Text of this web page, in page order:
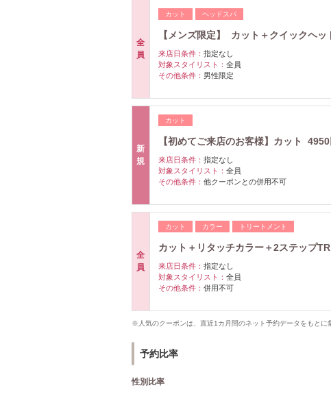
全
員
カット ヘッドスパ
【メンズ限定】 カット＋クイック
来店日条件： 指定なし
対象スタイリスト： 全員
その他条件： 男性限定
新
規
カット
【初めてご来店のお客様】カット
来店日条件： 指定なし
対象スタイリスト： 全員
その他条件： 他クーポンとの併用不可
全
員
カット カラー トリートメント
カット＋リタッチカラー＋2ステップ
来店日条件： 指定なし
対象スタイリスト： 全員
その他条件： 併用不可
※人気のクーポンは、直近1カ月間のネット予約データをもとに
予約比率
性別比率